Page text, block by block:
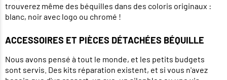
trouverez même des béquilles dans des coloris originaux :
blanc, noir avec logo ou chromé !
ACCESSOIRES ET PIÈCES DÉTACHÉES BÉQUILLE
Nous avons pensé à tout le monde, et les petits budgets
sont servis. Des kits réparation existent, et si vous n'avez